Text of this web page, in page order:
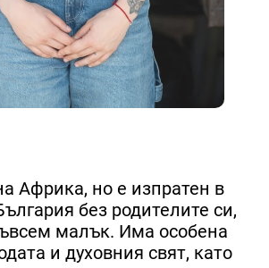
Африка, но е изпратен в
без родителите си,
малък. ​Има особена
и духовния свят, като